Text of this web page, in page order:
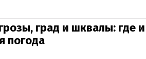
град и шквалы: где и
погода